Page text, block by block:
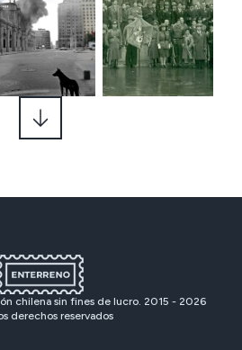
chilena sin fines de lucro. 2015 - 2026
derechos reservados